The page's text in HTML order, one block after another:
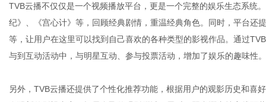
TVB云播不仅仅是一个视频播放平台，更是一个完整的娱乐生态系统
纪》、《宫心计》等，回顾经典剧情，重温经典角色。同时，平台还
等，让用户在这里可以找到自己喜欢的各种类型的影视作品。通过
与到互动活动中，与明星互动、参与投票活动，增加了娱乐的趣味性。
另外，TVB云播还提供了个性化推荐功能，根据用户的观影历史和喜